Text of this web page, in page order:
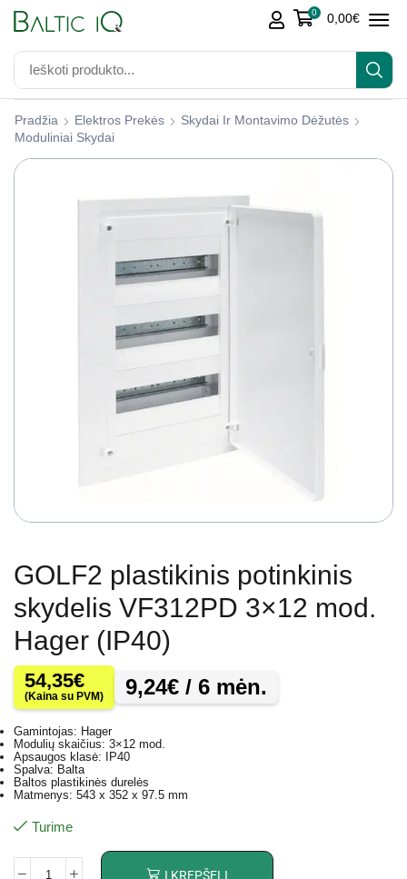
0 0,00€
Pradžia Elektros Prekės
Skydai Ir Montavimo Dėžutės
Moduliniai Skydai
GOLF2 plastikinis potinkinis
skydelis VF312PD 3×12 mod.
Hager (IP40)
54,35€
(Kaina su PVM) 9,24€ / 6 mėn.
Gamintojas: Hager
Modulių skaičius: 3×12 mod.
Apsaugos klasė: IP40
Spalva: Balta
Baltos plastikinės durelės
Matmenys: 543 x 352 x 97.5 mm
Turime
Į KREPŠELĮ